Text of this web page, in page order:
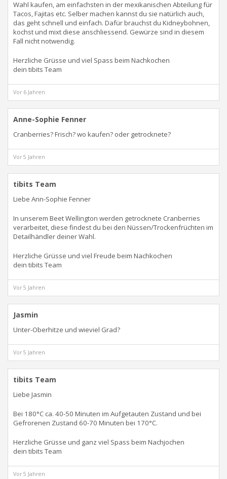
Wahl kaufen, am einfachsten in der mexikanischen Abteilung für
Tacos, Fajitas etc. Selber machen kannst du sie natürlich auch,
das geht schnell und einfach. Dafür brauchst du Kidneybohnen,
kochst und mixt diese anschliessend. Gewürze sind in diesem
Fall nicht notwendig.
Herzliche Grüsse und viel Spass beim Nachkochen
dein tibits Team
Vor 6 Jahren
Anne-Sophie Fenner
Cranberries? Frisch? wo kaufen? oder getrocknete?
Vor 5 Jahren
tibits Team
Liebe Ann-Sophie Fenner
In unserem Beet Wellington werden getrocknete Cranberries
verarbeitet, diese findest du bei den Nüssen/Trockenfrüchten im
Detailhändler deiner Wahl.
Herzliche Grüsse und viel Freude beim Nachkochen
dein tibits Team
Vor 5 Jahren
Jasmin
Unter-Oberhitze und wieviel Grad?
Vor 5 Jahren
tibits Team
Liebe Jasmin
Bei 180°C ca. 40-50 Minuten im Aufgetauten Zustand und bei
Gefrorenen Zustand 60-70 Minuten bei 170°C.
Herzliche Grüsse und ganz viel Spass beim Nachjochen
dein tibits Team
Vor 5 Jahren